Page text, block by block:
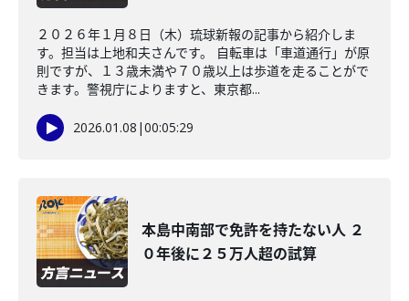
２０２６年１月８日（木）琉球新報の記事から紹介しま
す。担当は上地和夫さんです。 自転車は「車道通行」が原
則ですが、１３歳未満や７０歳以上は歩道を走ることがで
きます。警視庁によりますと、東京都...
2026.01.08 |00:05:29
本島中南部で免許を持たない人 ２
０年後に２５万人超の試算